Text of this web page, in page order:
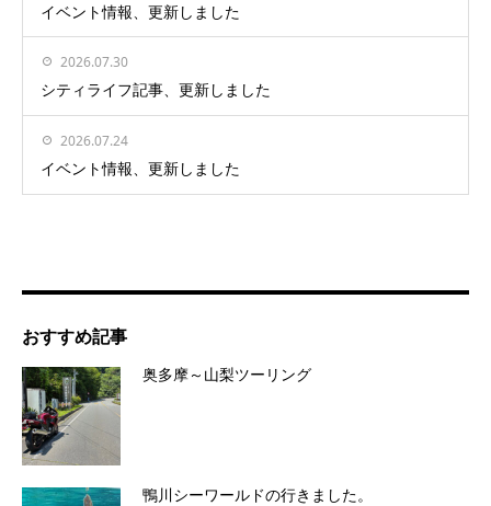
イベント情報、更新しました
2026.07.30
シティライフ記事、更新しました
2026.07.24
イベント情報、更新しました
おすすめ記事
奥多摩～山梨ツーリング
鴨川シーワールドの行きました。